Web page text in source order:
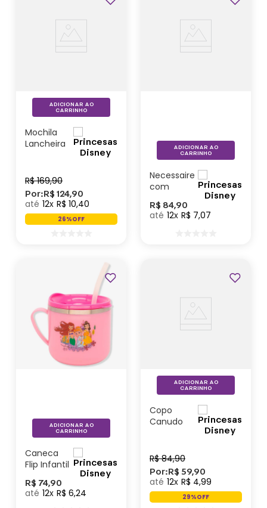
Mochila
Lancheira
R$ 169,90
Por:R$ 124,90
12 R$ 10,40
26%OFF
ADICIONAR AO
CARRINHO
Necessaire
com
Princesas
- Disney
R$ 84,90
12 R$ 7,07
ADICIONAR AO
CARRINHO
Caneca
Flip Infantil
- Disney
R$ 74,90
12 R$ 6,24
ADICIONAR AO
CARRINHO
Copo
Canudo
– Disney
R$ 84,90
Por:R$ 59,90
12 R$ 4,99
29%OFF
ADICIONAR AO
CARRINHO